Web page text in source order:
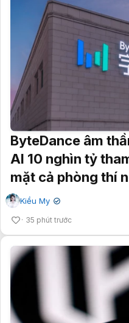
ByteDance âm
AI 10 nghìn tỷ
mặt cả phòng thí
Kiều My ✔
35 phút trước